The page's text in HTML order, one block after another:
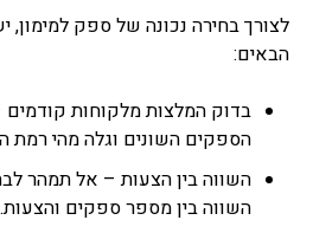
לצורך בחירה נכונה של ספק למימון,
הבאים:
בדוק המלצות מלקוחות
הספקים השונים וגלה מהי רמת
השווה בין הצעות – אל תמהר
השווה בין מספר ספקים והצעות.